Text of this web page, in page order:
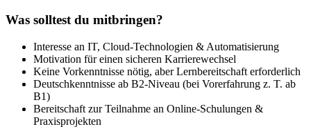
Was solltest du mitbringen?
Interesse an IT, Cloud-Technologien & Automatisierung
Motivation für einen sicheren Karrierewechsel
Keine Vorkenntnisse nötig, aber Lernbereitschaft erforderlich
Deutschkenntnisse ab B2-Niveau (bei Vorerfahrung z. T. ab
B1)
Bereitschaft zur Teilnahme an Online-Schulungen &
Praxisprojekten